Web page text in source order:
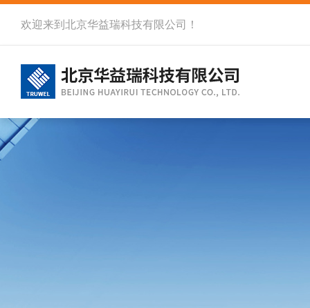
欢迎来到北京华益瑞科技有限公司！